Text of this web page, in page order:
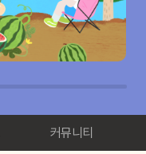
커뮤니티